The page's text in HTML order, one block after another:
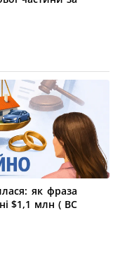
як фраза
$1,1 млн ( ВС